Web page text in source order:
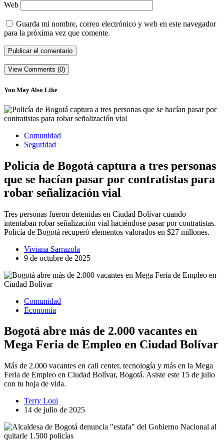
Web
Guarda mi nombre, correo electrónico y web en este navegador
para la próxima vez que comente.
View Comments (0)
You May Also Like
Comunidad
Seguridad
Policía de Bogotá captura a tres personas
que se hacían pasar por contratistas para
robar señalización vial
Tres personas fueron detenidas en Ciudad Bolívar cuando
intentaban robar señalización vial haciéndose pasar por contratistas.
Policía de Bogotá recuperó elementos valorados en $27 millones.
Viviana Sarrazola
9 de octubre de 2025
Comunidad
Economía
Bogotá abre más de 2.000 vacantes en
Mega Feria de Empleo en Ciudad Bolívar
Más de 2.000 vacantes en call center, tecnología y más en la Mega
Feria de Empleo en Ciudad Bolívar, Bogotá. Asiste este 15 de julio
con tu hoja de vida.
Terry Loui
14 de julio de 2025